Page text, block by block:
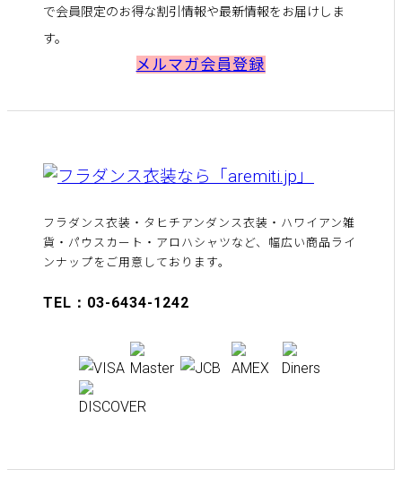
で会員限定のお得な割引情報や最新情報をお届けしま
す。
メルマガ会員登録
フラダンス衣装・タヒチアンダンス衣装・ハワイアン雑
貨・パウスカート・アロハシャツなど、幅広い商品ライ
ンナップをご用意しております。
TEL：03-6434-1242